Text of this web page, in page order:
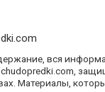
вся
Материалы,